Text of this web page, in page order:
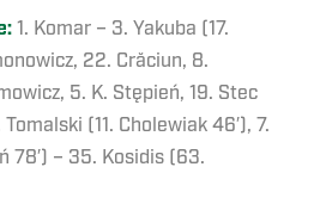
1. Komar – 3. Yakuba (17.
22. Crăciun, 8.
5. K. Stępień, 19. Stec
(11. Cholewiak 46′), 7.
78′) – 35. Kosidis (63.